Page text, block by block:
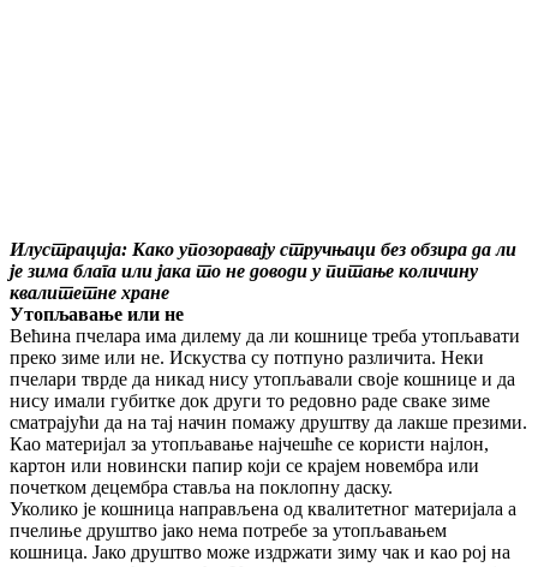
Илустрација: Како упозоравају стручњаци без обзира да ли
је зима блага или јака то не доводи у питање количину
квалитетне хране
Утопљавање или не
Већина пчелара има дилему да ли кошнице треба утопљавати
преко зиме или не. Искуства су потпуно различита. Неки
пчелари тврде да никад нису утопљавали своје кошнице и да
нису имали губитке док други то редовно раде сваке зиме
сматрајући да на тај начин помажу друштву да лакше презими.
Као материјал за утопљавање најчешће се користи најлон,
картон или новински папир који се крајем новембра или
почетком децембра ставља на поклопну даску.
Уколико је кошница направљена од квалитетног материјала а
пчелиње друштво јако нема потребе за утопљавањем
кошница. Јако друштво може издржати зиму чак и као рој на